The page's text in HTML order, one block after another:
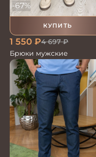
КУПИТЬ
-67%
1 550 ₽4 697₽
Брюки мужские